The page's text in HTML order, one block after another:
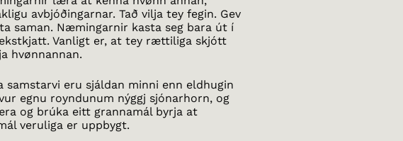
avbjóðingarnar. Tað vilja tey fegin. Gev
saman. Næmingarnir kasta seg bara út í
Vanligt er, at tey rættiliga skjótt
hvønnannan.
eru sjáldan minni enn eldhugin
egnu royndunum nýggj sjónarhorn, og
og brúka eitt grannamál byrja at
veruliga er uppbygt.